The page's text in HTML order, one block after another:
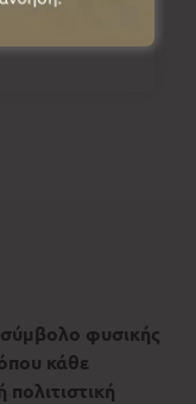
φυσικής
κάθε